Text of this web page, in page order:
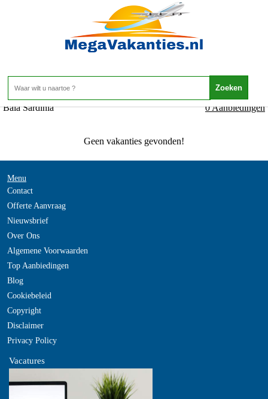
Home>
Baia Sardinia 0 Aanbiedingen
Geen vakanties gevonden!
Menu
Contact
Offerte Aanvraag
Nieuwsbrief
Over Ons
Algemene Voorwaarden
Top Aanbiedingen
Blog
Cookiebeleid
Copyright
Disclaimer
Privacy Policy
Vacatures